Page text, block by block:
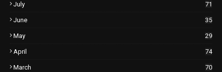
July 71
June 35
May 29
April 74
March 70